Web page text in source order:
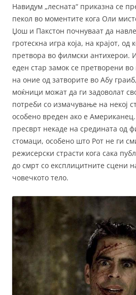
Навидум „лесната“ приказна се
пекол во моментите кога Оли
Џош и Пакстон почнуваат да
гротескна игра која, на крајот, од
претвора во филмски антихерои.
еден стар замок се претворени
на оние од затворите во Абу
моќници можат да ги задоволат
потреби со измачување на некој
особено вреден ако е
пресврт некаде на средината од
стомаци, особено што Рот не ги
режисерски страсти кога сака
до смрт со експлицитните сцени
човечкото тело.